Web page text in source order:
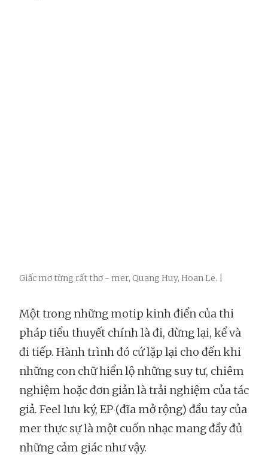
Giấc mơ từng rất thơ - mer, Quang Huy, Hoan Le. |
Một trong những motip kinh điển của thi
pháp tiểu thuyết chính là đi, dừng lại, kể và
đi tiếp. Hành trình đó cứ lặp lại cho đến khi
những con chữ hiển lộ những suy tư, chiêm
nghiệm hoặc đơn giản là trải nghiệm của tác
giả. Feel lưu ký, EP (đĩa mở rộng) đầu tay của
mer thực sự là một cuốn nhạc mang đầy đủ
những cảm giác như vậy.